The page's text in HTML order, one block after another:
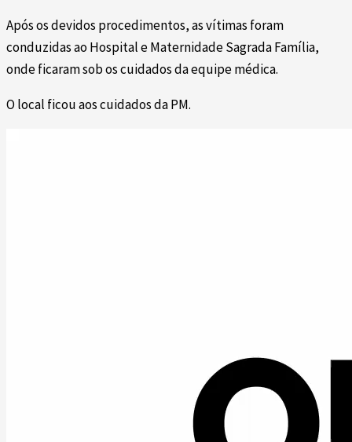
Após os devidos procedimentos, as vítimas foram
conduzidas ao Hospital e Maternidade Sagrada Família,
onde ficaram sob os cuidados da equipe médica.
O local ficou aos cuidados da PM.